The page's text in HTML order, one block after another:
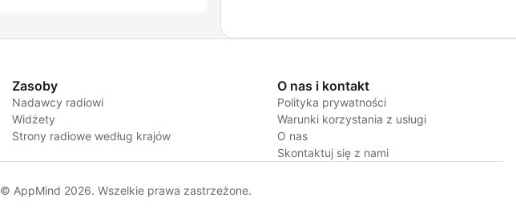
Zasoby
Nadawcy radiowi
Widżety
Strony radiowe według krajów
O nas i kontakt
Polityka prywatności
Warunki korzystania z usługi
O nas
Skontaktuj się z nami
© AppMind 2026. Wszelkie prawa zastrzeżone.